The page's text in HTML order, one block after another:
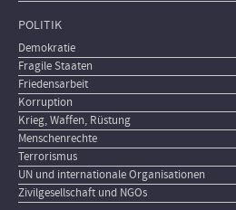
POLITIK
Demokratie
Fragile Staaten
Friedensarbeit
Korruption
Krieg, Waffen, Rüstung
Menschenrechte
Terrorismus
UN und internationale Organisationen
Zivilgesellschaft und NGOs